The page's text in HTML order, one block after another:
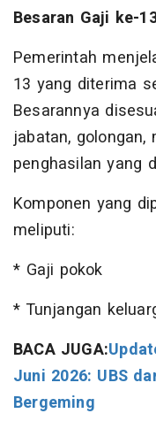
Besaran Gaji ke-
Pemerintah
13 yang diterima
Besarannya
jabatan,
penghasilan yang
Komponen yang
meliputi:
* Gaji pokok
* Tunjangan
BACA JUGA:
Juni 2026: UBS
Bergeming